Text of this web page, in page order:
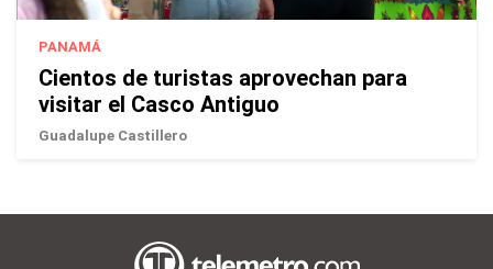
PANAMÁ
Cientos de turistas aprovechan para
visitar el Casco Antiguo
Guadalupe Castillero